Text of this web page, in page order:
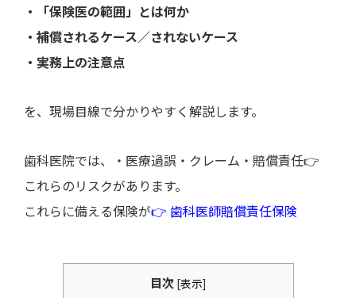
・「保険医の範囲」とは何か
・補償されるケース／されないケース
・実務上の注意点
を、現場目線で分かりやすく解説します。
歯科医院では、・医療過誤・クレーム・賠償責任👉
これらのリスクがあります。
これらに備える保険が👉 歯科医師賠償責任保険
目次 [表示]